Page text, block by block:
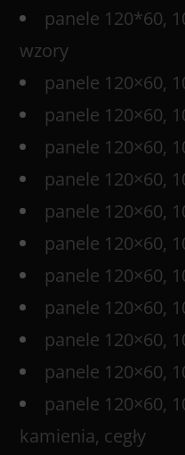
panele 120*60,
wzory
panele 120×60,
panele 120×60,
panele 120×60,
panele 120×60,
panele 120×60,
panele 120×60,
panele 120×60,
panele 120×60,
panele 120×60,
panele 120×60,
panele 120×60,
kamienia, cegły